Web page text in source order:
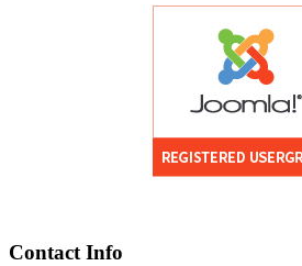
Contact Info